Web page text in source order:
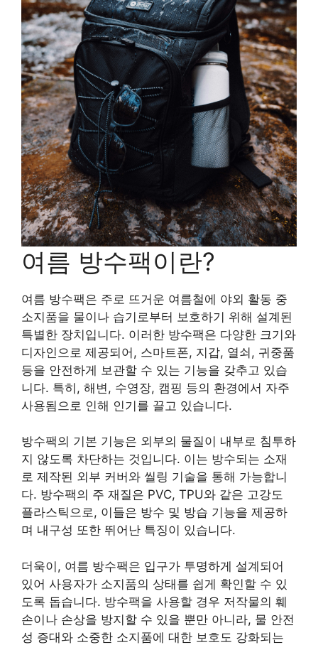
여름 방수팩이란?
여름 방수팩은 주로 뜨거운 여름철에 야외 활동 중
소지품을 물이나 습기로부터 보호하기 위해 설계된
특별한 장치입니다. 이러한 방수팩은 다양한 크기와
디자인으로 제공되어, 스마트폰, 지갑, 열쇠, 귀중품
등을 안전하게 보관할 수 있는 기능을 갖추고 있습
니다. 특히, 해변, 수영장, 캠핑 등의 환경에서 자주
사용됨으로 인해 인기를 끌고 있습니다.
방수팩의 기본 기능은 외부의 물질이 내부로 침투하
지 않도록 차단하는 것입니다. 이는 방수되는 소재
로 제작된 외부 커버와 씰링 기술을 통해 가능합니
다. 방수팩의 주 재질은 PVC, TPU와 같은 고강도
플라스틱으로, 이들은 방수 및 방습 기능을 제공하
며 내구성 또한 뛰어난 특징이 있습니다.
더욱이, 여름 방수팩은 입구가 투명하게 설계되어
있어 사용자가 소지품의 상태를 쉽게 확인할 수 있
도록 돕습니다. 방수팩을 사용할 경우 저작물의 훼
손이나 손상을 방지할 수 있을 뿐만 아니라, 물 안전
성 증대와 소중한 소지품에 대한 보호도 강화되는